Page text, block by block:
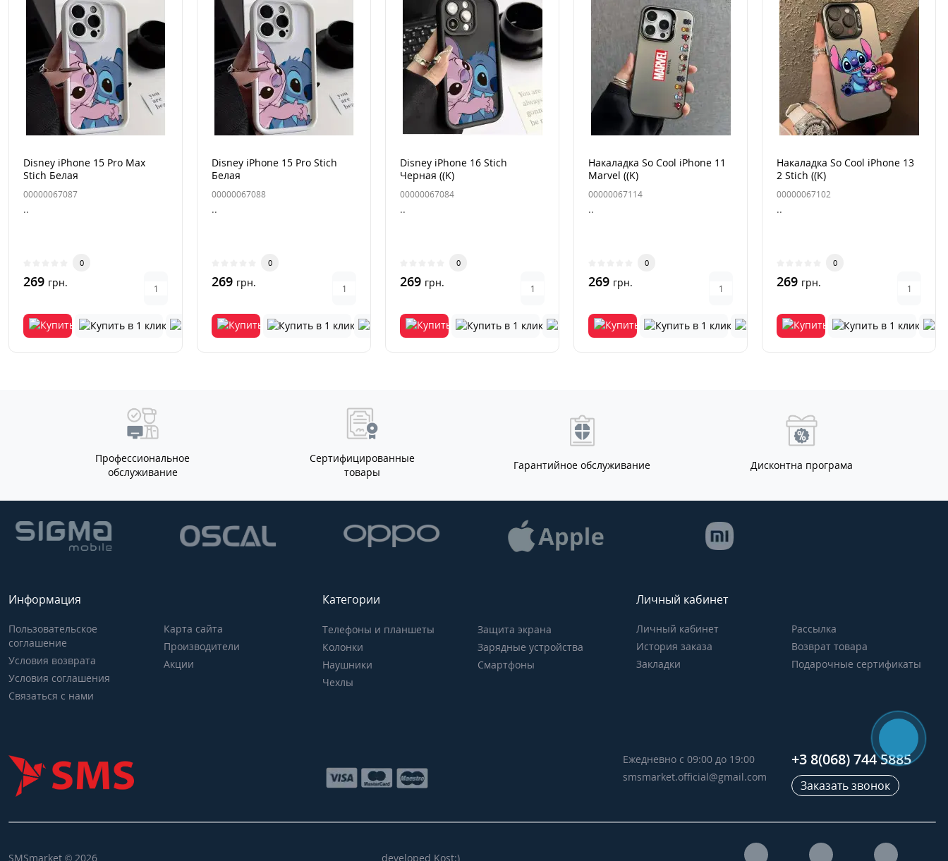
Disney iPhone 15 Pro Max
Stich Белая
00000067087
..
0
269 грн.
Disney iPhone 15 Pro Stich
Белая
00000067088
..
0
269 грн.
Disney iPhone 16 Stich
Черная ((K)
00000067084
..
0
269 грн.
Накаладка So Cool iPhone 11
Marvel ((K)
00000067114
..
0
269 грн.
Накаладка So Cool iPhone 13
2 Stich ((K)
00000067102
..
0
269 грн.
Профессиональное
обслуживание
Сертифицированные
товары
Гарантийное обслуживание Дисконтна програма
Информация
Пользовательское
соглашение
Условия возврата
Условия соглашения
Связаться с нами
Карта сайта
Производители
Акции
Категории
Телефоны и планшеты
Колонки
Наушники
Чехлы
Защита экрана
Зарядные устройства
Смартфоны
Личный кабинет
Личный кабинет
История заказа
Закладки
Рассылка
Возврат товара
Подарочные сертификаты
Ежедневно с 09:00 до 19:00
smsmarket.official@gmail.com
+3 8(068) 744 5885
Заказать звонок
SMSmarket © 2026 developed Kost:)